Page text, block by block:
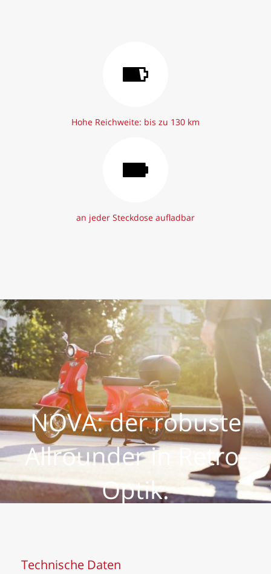
Hohe Reichweite: bis zu 130 km
an jeder Steckdose aufladbar
NOVA: der robuste
Allrounder in Retro-
Optik.
Technische Daten